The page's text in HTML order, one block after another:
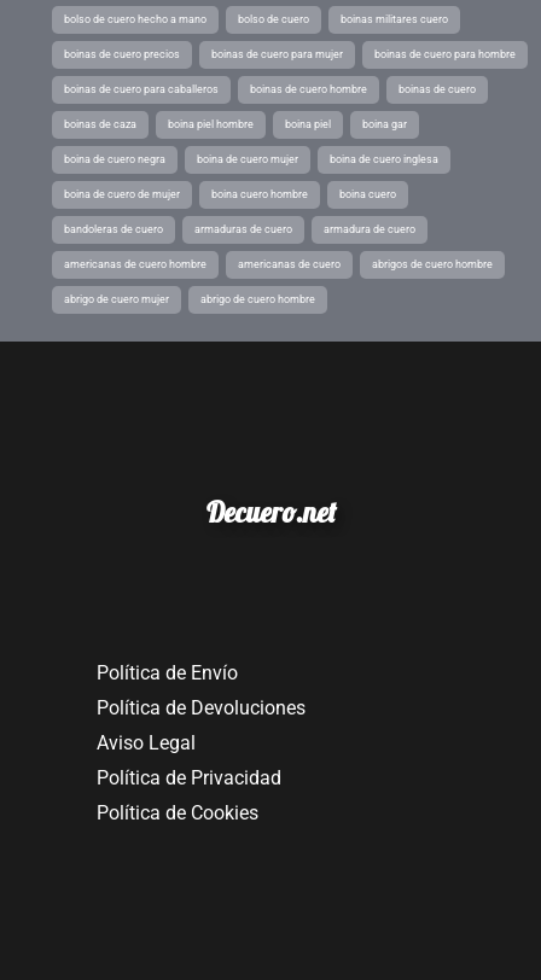
bolso de cuero hecho a mano bolso de cuero boinas militares cuero
boinas de cuero precios boinas de cuero para mujer boinas de cuero para hombre
boinas de cuero para caballeros boinas de cuero hombre boinas de cuero
boinas de caza boina piel hombre boina piel boina gar
boina de cuero negra boina de cuero mujer boina de cuero inglesa
boina de cuero de mujer boina cuero hombre boina cuero
bandoleras de cuero armaduras de cuero armadura de cuero
americanas de cuero hombre americanas de cuero abrigos de cuero hombre
abrigo de cuero mujer abrigo de cuero hombre
Decuero.net
Política de Envío
Política de Devoluciones
Aviso Legal
Política de Privacidad
Política de Cookies